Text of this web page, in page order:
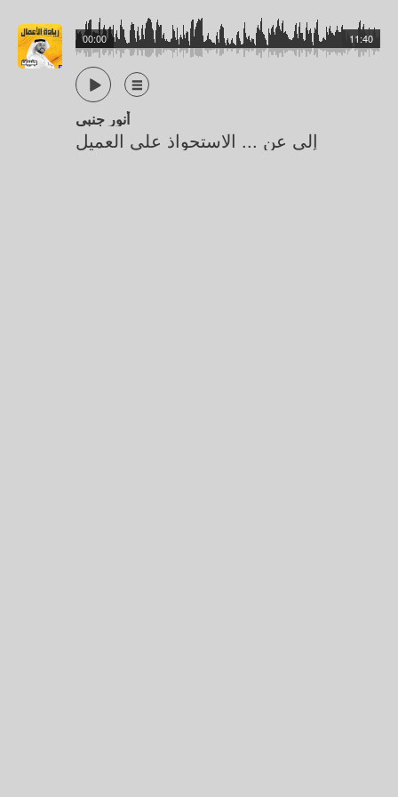
11:40
00:00
أنور جنبي
إلي عن ... الاستحواذ على العميل